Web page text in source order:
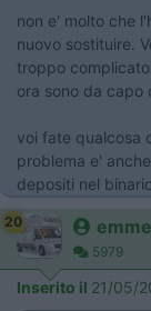
non e' molto che
nuovo sostituire.
troppo
ora sono da capo
​​​​​​​voi fate qualcosa
problema e'
depositi nel
20
5979
Inserito il 21/05/